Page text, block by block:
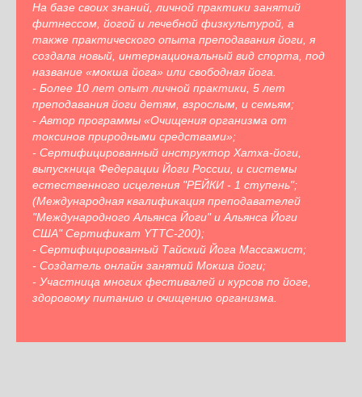
На базе своих знаний, личной практики занятий
фитнессом, йогой и лечебной физкультурой, а
также практического опыта преподавания йоги, я
создала новый, интернациональный вид спорта, под
название «мокша йога» или свободная йога.
- Более 10 лет опыт личной практики, 5 лет
преподавания йоги детям, взрослым, и семьям;
- Автор программы «Очищения организма от
токсинов природными средствами»;
- Сертифицированный инструктор Хатха-йоги,
выпускница Федерации Йоги России, и системы
естественного исцеления "РЕЙКИ - 1 ступень";
(Международная квалификация преподавателей
"Международного Альянса Йоги" и Альянса Йоги
США" Сертификат YTTC-200);
- Сертифицированный Тайский Йога Массажист;
- Создатель онлайн занятий Мокша йоги;
- Участница многих фестивалей и курсов по йоге,
здоровому питанию и очищению организма.